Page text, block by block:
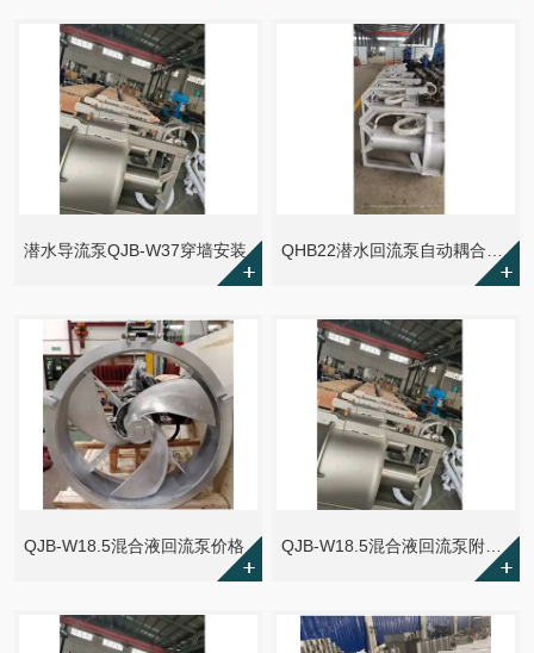
潜水导流泵QJB-W37穿墙安装
QJB-W18.5混合液回流泵价格